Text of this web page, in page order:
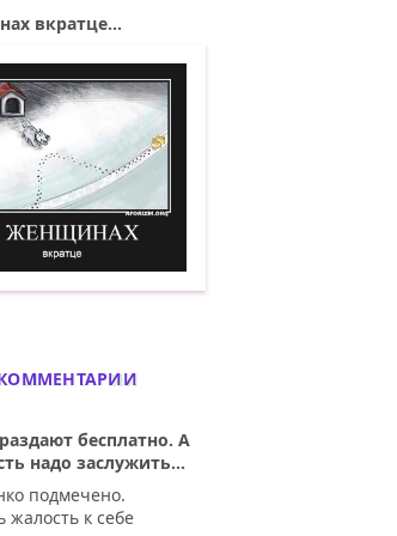
вкратце...
вкратце. Демотиватор
бесплатно. А
надо заслужить...
подмечено.
жалость к себе